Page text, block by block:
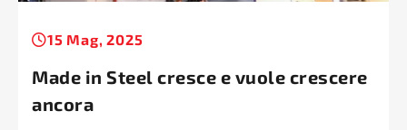
15 Mag, 2025
Made in Steel cresce e vuole crescere
ancora